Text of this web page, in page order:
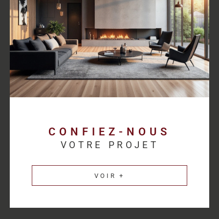
Découvrez lesannonces immobilières professionnelles au
Havreet bénéficiez d’un accompagnement sur mesure pour
concrétiser votre projet.
Une estimation
immobilière précise pour
parfaite connaissance du marché et des spécificités de chaque
secteur d’activité. HM Immo-Pro réalise des estimations fiables
CONFIEZ-NOUS
VOTRE PROJET
VOIR +